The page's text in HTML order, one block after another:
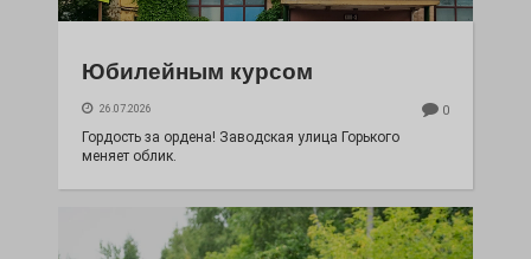
Юбилейным курсом
26.07.2026 0
Гордость за ордена! Заводская улица Горького
меняет облик.